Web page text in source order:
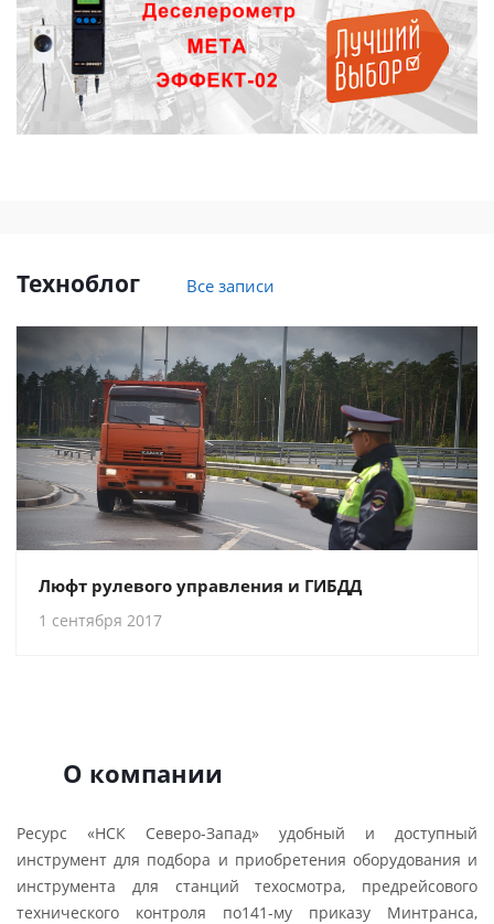
Техноблог Все записи
Люфт рулевого управления и ГИБДД
1 сентября 2017
О компании
Ресурс «НСК Северо-Запад» удобный и доступный
инструмент для подбора и приобретения оборудования и
инструмента для станций техосмотра, предрейсового
технического контроля по141-му приказу Минтранса,